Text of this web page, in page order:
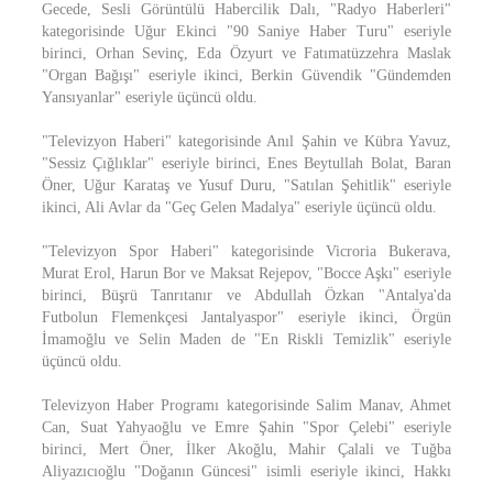
Gecede, Sesli Görüntülü Habercilik Dalı, "Radyo Haberleri"
kategorisinde Uğur Ekinci "90 Saniye Haber Turu" eseriyle
birinci, Orhan Sevinç, Eda Özyurt ve Fatımatüzzehra Maslak
"Organ Bağışı" eseriyle ikinci, Berkin Güvendik "Gündemden
Yansıyanlar" eseriyle üçüncü oldu.
"Televizyon Haberi" kategorisinde Anıl Şahin ve Kübra Yavuz,
"Sessiz Çığlıklar" eseriyle birinci, Enes Beytullah Bolat, Baran
Öner, Uğur Karataş ve Yusuf Duru, "Satılan Şehitlik" eseriyle
ikinci, Ali Avlar da "Geç Gelen Madalya" eseriyle üçüncü oldu.
"Televizyon Spor Haberi" kategorisinde Vicroria Bukerava,
Murat Erol, Harun Bor ve Maksat Rejepov, "Bocce Aşkı" eseriyle
birinci, Büşrü Tanrıtanır ve Abdullah Özkan "Antalya'da
Futbolun Flemenkçesi Jantalyaspor" eseriyle ikinci, Örgün
İmamoğlu ve Selin Maden de "En Riskli Temizlik" eseriyle
üçüncü oldu.
Televizyon Haber Programı kategorisinde Salim Manav, Ahmet
Can, Suat Yahyaoğlu ve Emre Şahin "Spor Çelebi" eseriyle
birinci, Mert Öner, İlker Akoğlu, Mahir Çalali ve Tuğba
Aliyazıcıoğlu "Doğanın Güncesi" isimli eseriyle ikinci, Hakkı